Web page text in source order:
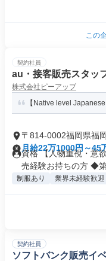
この
契約社員
au・接客販売スタッ
株式会社ピーアップ
【Native level
〒814-0002福岡県福
月給22万1000円～45
資格 【人物重視・意
売経験お持ちの方 ◆第
制服あり 業界未経験歓迎
契約社員
ソフトバンク販売イ